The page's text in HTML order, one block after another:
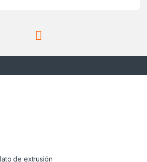
de extrusión